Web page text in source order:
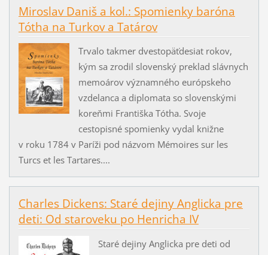
Miroslav Daniš a kol.: Spomienky baróna
Tótha na Turkov a Tatárov
Trvalo takmer dvestopäťdesiat rokov,
kým sa zrodil slovenský preklad slávnych
memoárov významného európskeho
vzdelanca a diplomata so slovenskými
koreňmi Františka Tótha. Svoje
cestopisné spomienky vydal knižne
v roku 1784 v Paríži pod názvom Mémoires sur les
Turcs et les Tartares....
Charles Dickens: Staré dejiny Anglicka pre
deti: Od staroveku po Henricha IV
Staré dejiny Anglicka pre deti od